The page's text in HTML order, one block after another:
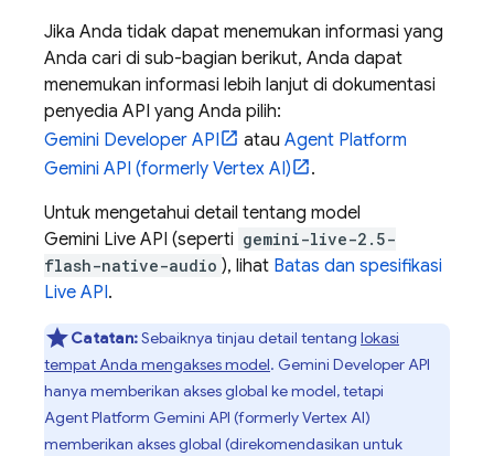
Jika Anda tidak dapat menemukan informasi yang
Anda cari di sub-bagian berikut, Anda dapat
menemukan informasi lebih lanjut di dokumentasi
penyedia API yang Anda pilih:
Gemini Developer API
atau Agent Platform
Gemini API (formerly Vertex AI)
.
Untuk mengetahui detail tentang model
Gemini Live API (seperti gemini-live-2.5-
flash-native-audio ), lihat Batas dan spesifikasi
Live API.
Catatan:Sebaiknya tinjau detail tentang lokasi
tempat Anda mengakses model. Gemini Developer API
hanya memberikan akses global ke model, tetapi
Agent Platform Gemini API (formerly Vertex AI)
memberikan akses global (direkomendasikan untuk